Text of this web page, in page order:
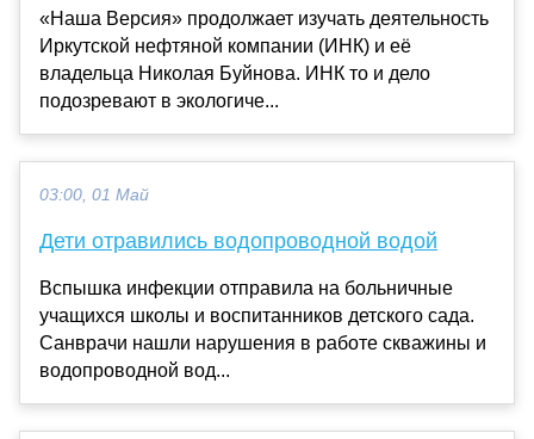
«Наша Версия» продолжает изучать деятельность
Иркутской нефтяной компании (ИНК) и её
владельца Николая Буйнова. ИНК то и дело
подозревают в экологиче...
03:00, 01 Май
Дети отравились водопроводной водой
Вспышка инфекции отправила на больничные
учащихся школы и воспитанников детского сада.
Санврачи нашли нарушения в работе скважины и
водопроводной вод...